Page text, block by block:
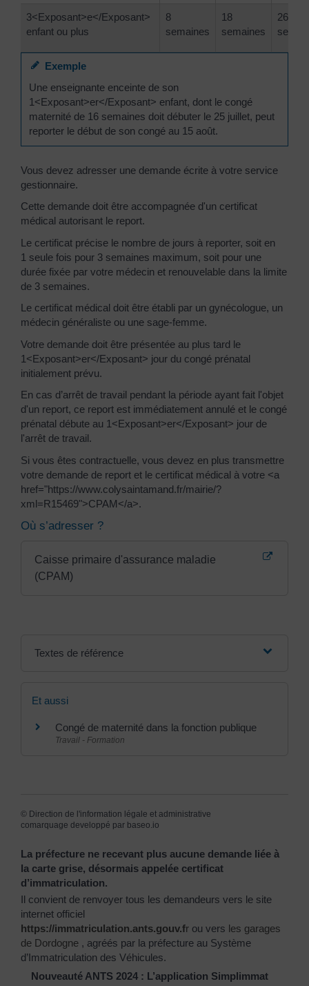
3<Exposant>e</Exposant>
enfant ou plus
8
semaines
18
semaines
26
Exemple
Une enseignante enceinte de son
1<Exposant>er</Exposant> enfant, dont le congé
maternité de 16 semaines doit débuter le 25 juillet, peut
reporter le début de son congé au 15 août.
Vous devez adresser une demande écrite à votre service
gestionnaire.
Cette demande doit être accompagnée d'un certificat
médical autorisant le report.
Le certificat précise le nombre de jours à reporter, soit en
1 seule fois pour 3 semaines maximum, soit pour une
durée fixée par votre médecin et renouvelable dans la limite
de 3 semaines.
Le certificat médical doit être établi par un gynécologue, un
médecin généraliste ou une sage-femme.
Votre demande doit être présentée au plus tard le
1<Exposant>er</Exposant> jour du congé prénatal
initialement prévu.
En cas d’arrêt de travail pendant la période ayant fait l'objet
d'un report, ce report est immédiatement annulé et le congé
prénatal débute au 1<Exposant>er</Exposant> jour de
l'arrêt de travail.
Si vous êtes contractuelle, vous devez en plus transmettre
votre demande de report et le certificat médical à votre <a
href="https://www.colysaintamand.fr/mairie/?
xml=R15469">CPAM</a>.
Où s’adresser ?
Caisse primaire d'assurance maladie
(CPAM)
Textes de référence
Et aussi
Congé de maternité dans la fonction publique
Travail - Formation
© Direction de l'information légale et administrative
comarquage developpé par baseo.io
La préfecture ne recevant plus aucune demande liée à
la carte grise, désormais appelée certificat
d’immatriculation.
Il convient de renvoyer tous les demandeurs vers le site
internet officiel
https://immatriculation.ants.gouv.fr ou vers les garages
de Dordogne , agréés par la préfecture au Système
d’Immatriculation des Véhicules.
Nouveauté ANTS 2024 : L’application Simplimmat